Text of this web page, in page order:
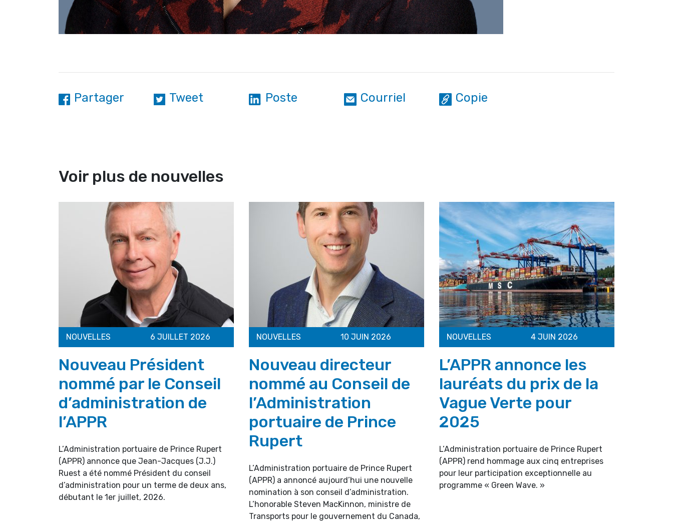
Partager Tweet Poste Courriel Copie
Voir plus de nouvelles
NOUVELLES 6 JUILLET 2026
Nouveau Président
nommé par le Conseil
d’administration de
l’APPR
L’Administration portuaire de Prince Rupert
(APPR) annonce que Jean-Jacques (J.J.)
Ruest a été nommé Président du conseil
d’administration pour un terme de deux ans,
débutant le 1er juillet, 2026.
NOUVELLES 10 JUIN 2026
Nouveau directeur
nommé au Conseil de
l’Administration
portuaire de Prince
Rupert
L’Administration portuaire de Prince Rupert
(APPR) a annoncé aujourd’hui une nouvelle
nomination à son conseil d’administration.
L’honorable Steven MacKinnon, ministre de
Transports pour le gouvernement du Canada,
NOUVELLES 4 JUIN 2026
L’APPR annonce les
lauréats du prix de la
Vague Verte pour
2025
L’Administration portuaire de Prince Rupert
(APPR) rend hommage aux cinq entreprises
pour leur participation exceptionnelle au
programme « Green Wave. »